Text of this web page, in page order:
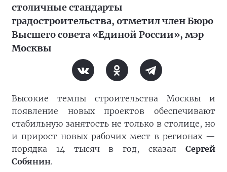
столичные стандарты
градостроительства, отметил член Бюро
Высшего совета «Единой России», мэр
Москвы
Высокие темпы строительства Москвы и
появление новых проектов обеспечивают
стабильную занятость не только в столице, но
и прирост новых рабочих мест в регионах —
порядка 14 тысяч в год, сказал Сергей
Собянин.